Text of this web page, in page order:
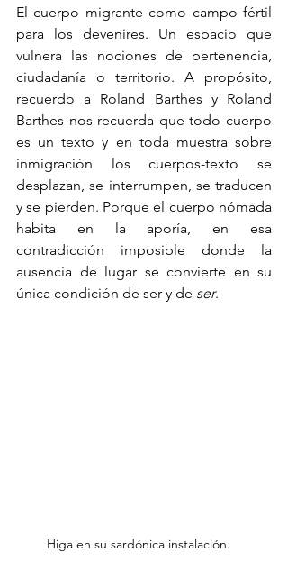
El cuerpo migrante como campo fértil
para los devenires. Un espacio que
vulnera las nociones de pertenencia,
ciudadanía o territorio. A propósito,
recuerdo a Roland Barthes y Roland
Barthes nos recuerda que todo cuerpo
es un texto y en toda muestra sobre
inmigración los cuerpos-texto se
desplazan, se interrumpen, se traducen
y se pierden. Porque el cuerpo nómada
habita en la aporía, en esa
contradicción imposible donde la
ausencia de lugar se convierte en su
única condición de ser y de ser.
Higa en su sardónica instalación.